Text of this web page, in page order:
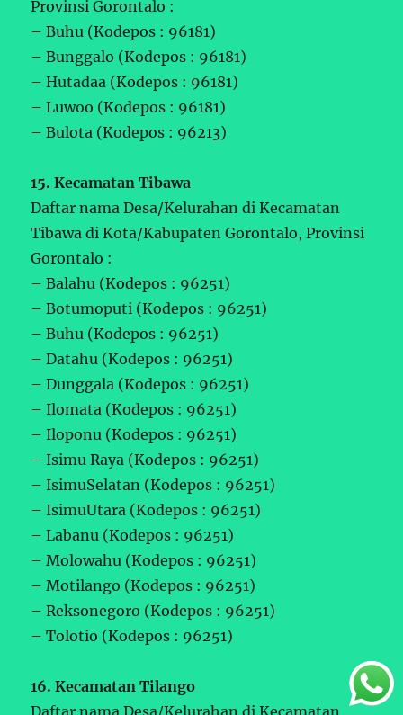
Provinsi Gorontalo :
– Buhu (Kodepos : 96181)
– Bunggalo (Kodepos : 96181)
– Hutadaa (Kodepos : 96181)
– Luwoo (Kodepos : 96181)
– Bulota (Kodepos : 96213)
15. Kecamatan Tibawa
Daftar nama Desa/Kelurahan di Kecamatan
Tibawa di Kota/Kabupaten Gorontalo, Provinsi
Gorontalo :
– Balahu (Kodepos : 96251)
– Botumoputi (Kodepos : 96251)
– Buhu (Kodepos : 96251)
– Datahu (Kodepos : 96251)
– Dunggala (Kodepos : 96251)
– Ilomata (Kodepos : 96251)
– Iloponu (Kodepos : 96251)
– Isimu Raya (Kodepos : 96251)
– IsimuSelatan (Kodepos : 96251)
– IsimuUtara (Kodepos : 96251)
– Labanu (Kodepos : 96251)
– Molowahu (Kodepos : 96251)
– Motilango (Kodepos : 96251)
– Reksonegoro (Kodepos : 96251)
– Tolotio (Kodepos : 96251)
16. Kecamatan Tilango
Daftar nama Desa/Kelurahan di Kecamatan